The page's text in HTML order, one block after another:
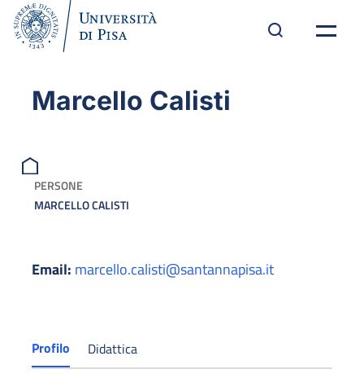
Marcello Calisti
PERSONE
MARCELLO CALISTI
Email: marcello.calisti@santannapisa.it
Profilo Didattica